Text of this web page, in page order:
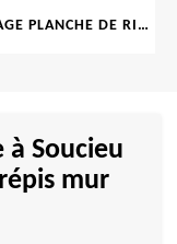
HABILLAGE PLANCHE DE RIVE 69
à Soucieu
mur